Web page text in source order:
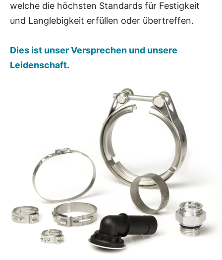
welche die höchsten Standards für Festigkeit
und Langlebigkeit erfüllen oder übertreffen.
Dies ist unser Versprechen und unsere
Leidenschaft.